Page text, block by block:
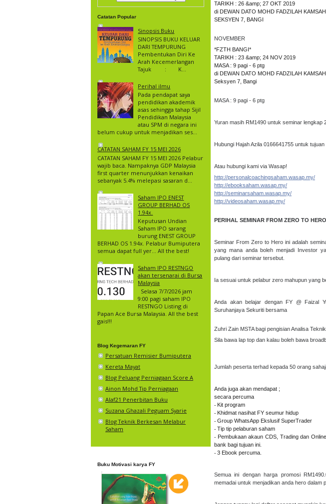
Catatan Popular
Sinopsis Buku
SINOPSIS BUKU KELUAR
DARI TEMPURUNG
Pembentukan Diri Ke
Arah Kecemerlangan
Tajuk : K...
Perihal ilmu
Pada pendapat saya
pendidikan akademik
asas sehingga tahap Sijil
Pendidikan Malaysia
atau SPM di negara ini
belum cukup untuk menjadikan ses...
CATATAN SAHAM FY 15 MEI 2026
CATATAN SAHAM FY 15 MEI 2026 Pelabur
wajib baca. Nampaknya GDP Malaysia
first quarter menunjukkan kenaikan
sebanyak 5.4% melepasi sasaran d...
Saham IPO ENEST
GROUP BERHAD OS
1.94x.
Keputusan Undian
Saham IPO sarang
burung ENEST GROUP
BERHAD OS 1.94x. Pelabur Bumiputera
semua dapat full yer… All the best!
Saham IPO RESTNGO
akan tersenarai di Bursa
Malaysia
Selasa 7/7/2026 jam
9:00 pagi saham IPO
RESTNGO Listing di
Papan Ace Bursa Malaysia. All the best
gais!!!
Blog Kegemaran FY
Persatuan Remisier Bumiputera
Kereta Mayat
Blog Peluang Perniagaan Score A
Ainon Mohd Tip Perniagaan
Alaf21 Penerbitan Buku
Suzana Ghazali Peguam Syarie
Blog Teknik Berkesan Melabur
Saham
Buku Motivasi karya FY
TARIKH : 26 &amp; 27 OKT 2019
di DEWAN DATO MOHD FADZILAH
SEKSYEN 7, BANGI
NOVEMBER
*FZTH BANGI*
TARIKH : 23 &amp; 24 NOV 2019
MASA : 9 pagi - 6 ptg
di DEWAN DATO MOHD FADZILAH
Seksyen 7, Bangi
MASA : 9 pagi - 6 ptg
Yuran masih RM1490 untuk seminar lengkap
Hubungi Hajah Azila 0166641755 untuk tujuan
Atau hubungi kami via Wasap!
http://personalcoachingsaham.wasap.my/
http://ebooksaham.wasap.my/
http://seminarsaham.wasap.my/
http://videosaham.wasap.my/
PERIHAL SEMINAR FROM ZERO TO HERO
Seminar From Zero to Hero ini adalah
yang mana anda boleh menjadi Investor
pulang dari seminar tersebut.
Ia sesuai untuk pelabur zero mahupun yang
Anda akan belajar dengan FY @ Faizal
Suruhanjaya Sekuriti bersama
Zuhri Zain MSTA bagi pengisian Analisa
Sila bawa lap top dan kalau boleh bawa
Jumlah peserta terhad kepada 50 orang
Anda juga akan mendapat ;
secara percuma
⁃ Kit program
⁃ Khidmat nasihat FY seumur hidup
⁃ Group WhatsApp Ekslusif SuperTrader
⁃ Tip tip pelaburan saham
⁃ Pembukaan akaun CDS, Trading dan
bank bagi tujuan ini.
⁃ 3 Ebook percuma.
Semua ini dengan harga promosi
memadai untuk menjadikan anda hero dalam